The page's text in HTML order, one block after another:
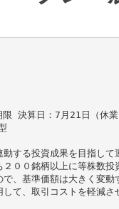
決算日：7月21日（休業
する投資成果を目指して
００銘柄以上に等株数投
、基準価額は大きく変動
て、取引コストを軽減